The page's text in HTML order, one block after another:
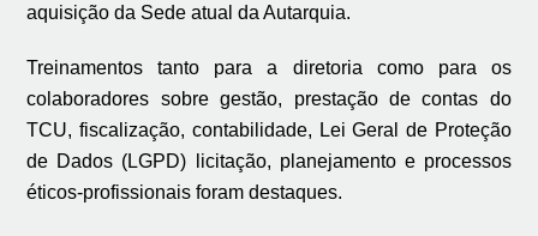
aquisição da Sede atual da Autarquia.
Treinamentos tanto para a diretoria como para os
colaboradores sobre gestão, prestação de contas do
TCU, fiscalização, contabilidade, Lei Geral de Proteção
de Dados (LGPD) licitação, planejamento e processos
éticos-profissionais foram destaques.